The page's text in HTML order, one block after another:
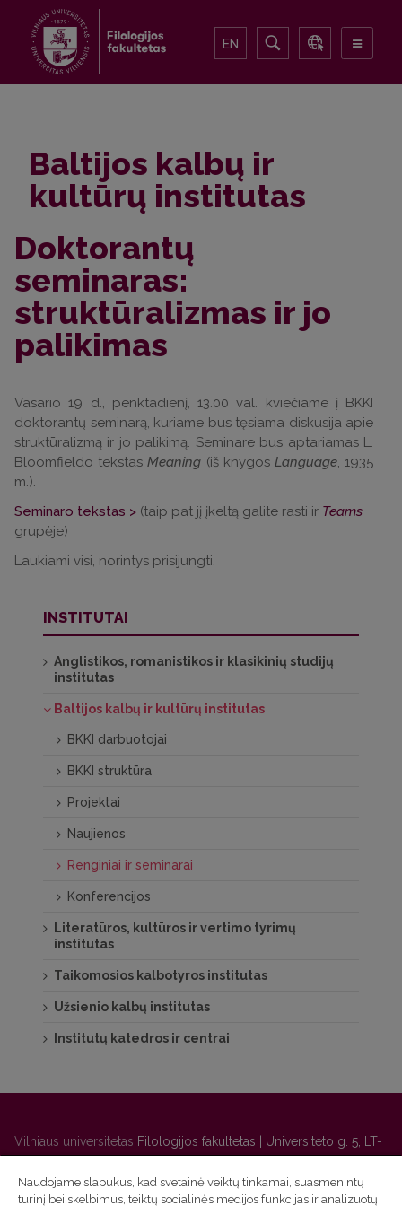
EN
Baltijos kalbų ir
kultūrų institutas
Doktorantų
seminaras:
struktūralizmas ir jo
palikimas
Vasario 19 d., penktadienį, 13.00 val. kviečiame į BKKI
doktorantų seminarą, kuriame bus tęsiama diskusija apie
struktūralizmą ir jo palikimą. Seminare bus aptariamas L.
Bloomfieldo tekstasMeaning (iš knygos Language, 1935
m.).
Seminaro tekstas > (taip pat jį įkeltą galite rasti ir Teams
grupėje)
Laukiami visi, norintys prisijungti.
INSTITUTAI
Anglistikos, romanistikos ir klasikinių studijų
institutas
Baltijos kalbų ir kultūrų institutas
BKKI darbuotojai
BKKI struktūra
Projektai
Naujienos
Renginiai ir seminarai
Konferencijos
Literatūros, kultūros ir vertimo tyrimų
institutas
Taikomosios kalbotyros institutas
Užsienio kalbų institutas
Institutų katedros ir centrai
Vilniaus universitetas Filologijos fakultetas | Universiteto g. 5, LT-
01131 Vilnius
Studijų skyriaus(studijų ir tvarkaraščio klausimai) tel. (0 5) 268
Naudojame slapukus, kad svetainė veiktų tinkamai, suasmenintų
turinį bei skelbimus, teiktų socialinės medijos funkcijas ir analizuotų